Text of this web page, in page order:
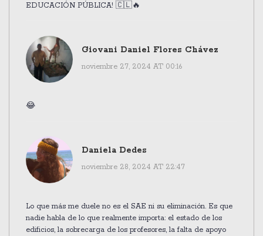
EDUCACIÓN PÚBLICA! 🇨🇱🔥
Giovani Daniel Flores Chávez
noviembre 27, 2024 AT 00:16
😂
Daniela Dedes
noviembre 28, 2024 AT 22:47
Lo que más me duele no es el SAE ni su eliminación. Es que
nadie habla de lo que realmente importa: el estado de los
edificios, la sobrecarga de los profesores, la falta de apoyo